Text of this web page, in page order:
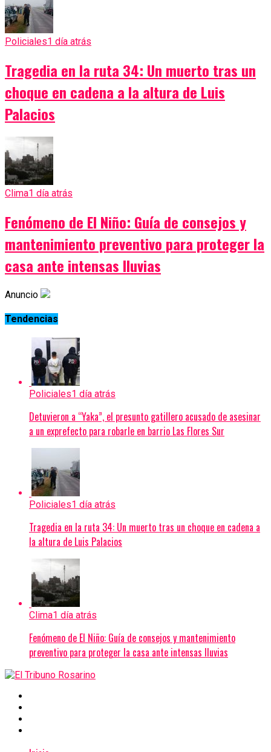
Policiales1 día atrás
Tragedia en la ruta 34: Un muerto tras un
choque en cadena a la altura de Luis
Palacios
Clima1 día atrás
Fenómeno de El Niño: Guía de consejos y
mantenimiento preventivo para proteger la
casa ante intensas lluvias
Anuncio
Tendencias
Policiales1 día atrás
Detuvieron a “Yaka”, el presunto gatillero acusado de asesinar
a un exprefecto para robarle en barrio Las Flores Sur
Policiales1 día atrás
Tragedia en la ruta 34: Un muerto tras un choque en cadena a
la altura de Luis Palacios
Clima1 día atrás
Fenómeno de El Niño: Guía de consejos y mantenimiento
preventivo para proteger la casa ante intensas lluvias